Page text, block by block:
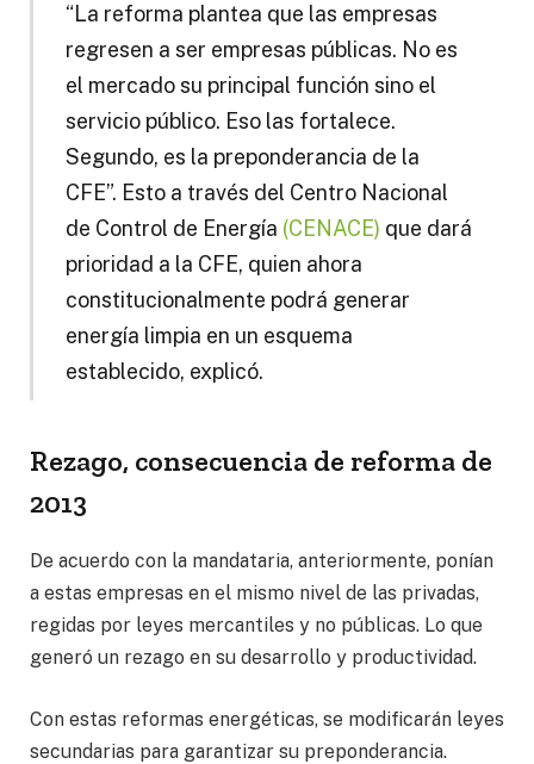
“La reforma plantea que las empresas
regresen a ser empresas públicas. No es
el mercado su principal función sino el
servicio público. Eso las fortalece.
Segundo, es la preponderancia de la
CFE”. Esto a través del Centro Nacional
de Control de Energía (CENACE) que dará
prioridad a la CFE, quien ahora
constitucionalmente podrá generar
energía limpia en un esquema
establecido, explicó.
Rezago, consecuencia de reforma de
2013
De acuerdo con la mandataria, anteriormente, ponían
a estas empresas en el mismo nivel de las privadas,
regidas por leyes mercantiles y no públicas. Lo que
generó un rezago en su desarrollo y productividad.
Con estas reformas energéticas, se modificarán leyes
secundarias para garantizar su preponderancia.